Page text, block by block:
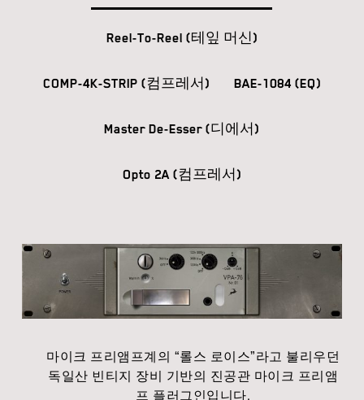
Reel-To-Reel (테잎 머신)
COMP-4K-STRIP (컴프레서) BAE-1084 (EQ)
Master De-Esser (디에서)
Opto 2A (컴프레서)
마이크 프리앰프계의 “롤스 로이스”라고 불리우던
독일산 빈티지 장비 기반의 진공관 마이크 프리앰
프 플러그인입니다.